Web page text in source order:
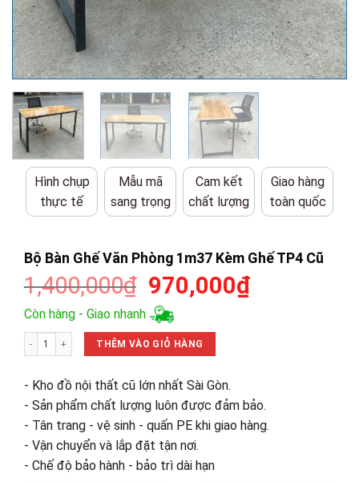
Hình chụp
thực tế
Mẫu mã
sang trọng
Cam kết
chất lượng
Giao hàng
toàn quốc
Bộ Bàn Ghế Văn Phòng 1m37 Kèm Ghế TP4 Cũ
1,400,000₫ Giá
gốc
là:
1,400,000₫.
970,000₫Giá
Còn hàng - Giao nhanh
Bộ Bàn Ghế Văn Phòng 1m37 Kèm Ghế TP4 Cũ số lượng
THÊM VÀO GIỎ HÀNG
- Kho đồ nội thất cũ lớn nhất Sài Gòn.
- Sản phẩm chất lượng luôn được đảm bảo.
- Tân trang - vệ sinh - quấn PE khi giao hàng.
- Vận chuyển và lắp đặt tận nơi.
- Chế độ bảo hành - bảo trì dài hạn